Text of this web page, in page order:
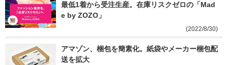
最低1着から受注生産。在庫リスクゼロの「Mad
e by ZOZO」
(2022/8/30)
アマゾン、梱包を簡素化。紙袋やメーカー梱包配
送を拡大